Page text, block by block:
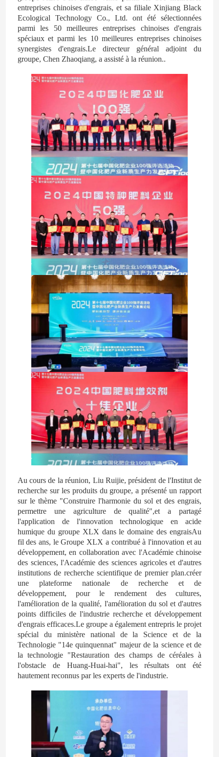
Maison
Produits
Vidéos
entreprises chinoises d'engrais, et sa filiale Xinjiang Black
Ecological Technology Co., Ltd. ont été sélectionnées
parmi les 50 meilleures entreprises chinoises d'engrais
spéciaux et parmi les 10 meilleures entreprises chinoises
synergistes d'engrais.Le directeur général adjoint du
groupe, Chen Zhaoqiang, a assisté à la réunion..
Au cours de la réunion, Liu Ruijie, président de l'Institut de
recherche sur les produits du groupe, a présenté un rapport
sur le thème "Construire l'harmonie du sol et des engrais,
permettre une agriculture de qualité",et a partagé
l'application de l'innovation technologique en acide
humique du groupe XLX dans le domaine des engraisAu
fil des ans, le Groupe XLX a contribué à l'innovation et au
développement, en collaboration avec l'Académie chinoise
des sciences, l'Académie des sciences agricoles et d'autres
institutions de recherche scientifique de premier plan.créer
une plateforme nationale de recherche et de
développement, pour le rendement des cultures,
l'amélioration de la qualité, l'amélioration du sol et d'autres
points difficiles de l'industrie recherche et développement
d'engrais efficaces.Le groupe a également entrepris le projet
spécial du ministère national de la Science et de la
Technologie "14e quinquennat" majeur de la science et de
la technologie "Restauration des champs de céréales à
l'obstacle de Huang-Huai-hai", les résultats ont été
hautement reconnus par les experts de l'industrie.